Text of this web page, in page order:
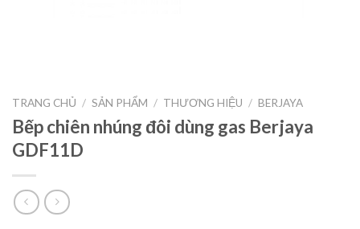
TRANG CHỦ / SẢN PHẨM / THƯƠNG HIỆU / BERJAYA
Bếp chiên nhúng đôi dùng gas Berjaya
GDF11D